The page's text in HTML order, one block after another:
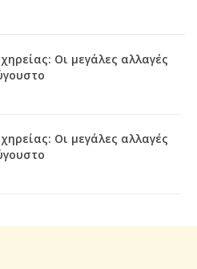
Οι μεγάλες αλλαγές
Οι μεγάλες αλλαγές